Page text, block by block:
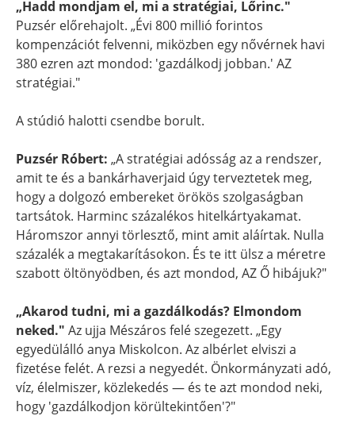
„Hadd mondjam el, mi a stratégiai, Lőrinc."
Puzsér előrehajolt. „Évi 800 millió forintos
kompenzációt felvenni, miközben egy nővérnek havi
380 ezren azt mondod: 'gazdálkodj jobban.' AZ
stratégiai."
A stúdió halotti csendbe borult.
Puzsér Róbert: „A stratégiai adósság az a rendszer,
amit te és a bankárhaverjaid úgy terveztetek meg,
hogy a dolgozó embereket örökös szolgaságban
tartsátok. Harminc százalékos hitelkártyakamat.
Háromszor annyi törlesztő, mint amit aláírtak. Nulla
százalék a megtakarításokon. És te itt ülsz a méretre
szabott öltönyödben, és azt mondod, AZ Ő hibájuk?"
„Akarod tudni, mi a gazdálkodás? Elmondom
neked." Az ujja Mészáros felé szegezett. „Egy
egyedülálló anya Miskolcon. Az albérlet elviszi a
fizetése felét. A rezsi a negyedét. Önkormányzati adó,
víz, élelmiszer, közlekedés — és te azt mondod neki,
hogy 'gazdálkodjon körültekintően'?"